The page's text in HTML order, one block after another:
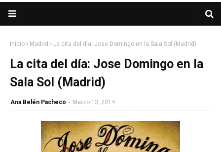
Inicio Madrid La cita del día: Jose Domingo en la Sala Sol (Madrid)
La cita del día: Jose Domingo en la
Sala Sol (Madrid)
Ana Belén Pacheco - Marzo 13, 2014